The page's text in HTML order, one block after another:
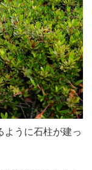
ように石柱が建っ